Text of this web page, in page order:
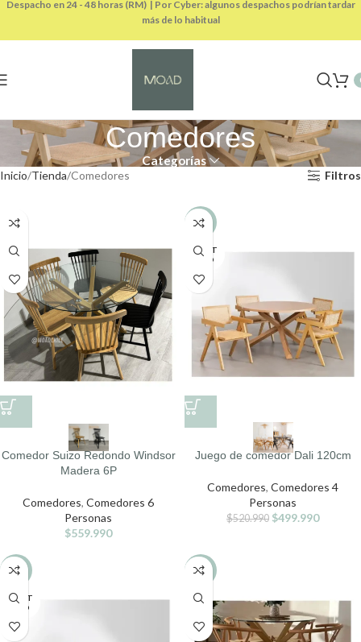
Comedores
Categorías
Inicio Tienda Comedores Filtros
Comedor Suizo Redondo Windsor
Madera 6P
Comedores, Comedores 6
Personas
$559.990
-4%
AGOT
ADO
Juego de comedor Dali 120cm
Comedores, Comedores 4
Personas
$520.990 $499.990
-4%
AGOT
ADO
-11%
Despacho en 24 - 48 horas (RM) | Por Cyber: algunos despachos podrían tardar
más de lo habitual